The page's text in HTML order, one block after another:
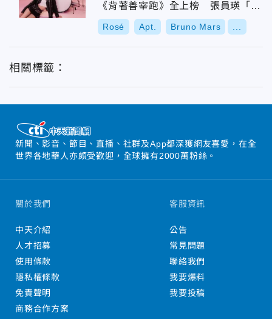
《背著善宰跑》全上榜 張員瑛「Lu
cky Vicky」心態引潮流
Rosé Apt. Bruno Mars
相關標籤：
新聞、影音、節目、直播、社群及App都深獲網友喜愛，在全
世界各地華人亦頗受歡迎，全球擁有2000萬粉絲。
關於我們
中天介紹
人才招募
使用條款
隱私權條款
免責聲明
商務合作方案
客服資訊
公告
常見問題
聯絡我們
我要爆料
我要投稿